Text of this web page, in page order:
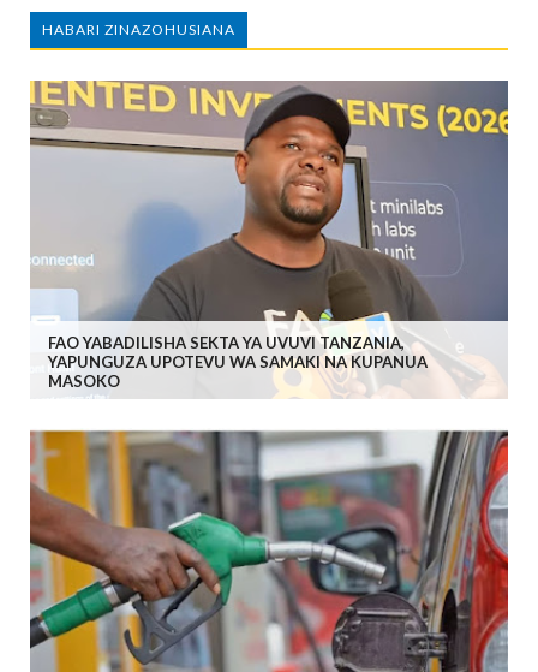
HABARI ZINAZOHUSIANA
FAO YABADILISHA SEKTA YA UVUVI TANZANIA,
YAPUNGUZA UPOTEVU WA SAMAKI NA KUPANUA
MASOKO